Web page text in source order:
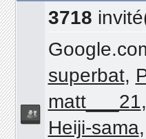
3718
superbat,
matt___21,
Heiji-sama,